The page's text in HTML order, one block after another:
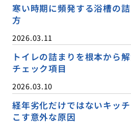
寒い時期に頻発する浴槽の
方
2026.03.11
トイレの詰まりを根本から
チェック項目
2026.03.10
経年劣化だけではないキッ
こす意外な原因